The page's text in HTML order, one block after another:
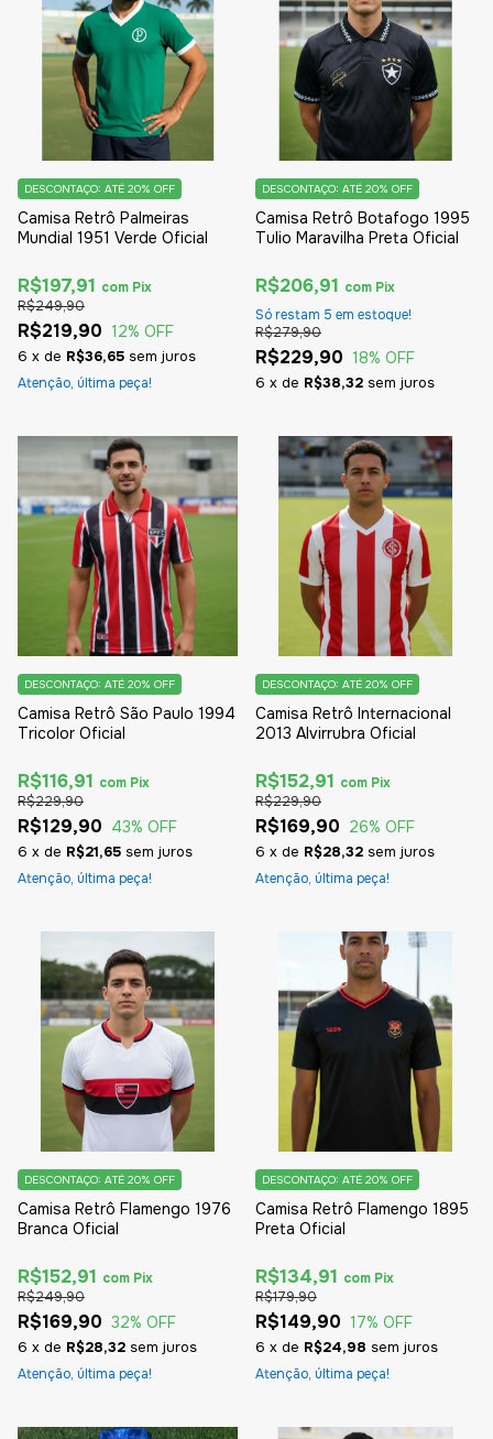
Camisa Retrô Palmeiras
Mundial 1951 Verde Oficial
R$219,90
R$249,90
12% OFF
6 x de R$36,65 sem juros
DESCONTAÇO: ATÉ 20% OFF
R$197,91 com Pix
Atenção, última peça!
Camisa Retrô Botafogo 1995
Tulio Maravilha Preta Oficial
R$229,90
R$279,90
18% OFF
6 x de R$38,32 sem juros
DESCONTAÇO: ATÉ 20% OFF
R$206,91 com Pix
Só restam 5 em estoque!
Camisa Retrô São Paulo 1994
Tricolor Oficial
R$129,90
R$229,90
43% OFF
6 x de R$21,65 sem juros
DESCONTAÇO: ATÉ 20% OFF
R$116,91 com Pix
Atenção, última peça!
Camisa Retrô Internacional
2013 Alvirrubra Oficial
R$169,90
R$229,90
26% OFF
6 x de R$28,32 sem juros
DESCONTAÇO: ATÉ 20% OFF
R$152,91 com Pix
Atenção, última peça!
Camisa Retrô Flamengo 1976
Branca Oficial
R$169,90
R$249,90
32% OFF
6 x de R$28,32 sem juros
DESCONTAÇO: ATÉ 20% OFF
R$152,91 com Pix
Atenção, última peça!
Camisa Retrô Flamengo 1895
Preta Oficial
R$149,90
R$179,90
17% OFF
6 x de R$24,98 sem juros
DESCONTAÇO: ATÉ 20% OFF
R$134,91 com Pix
Atenção, última peça!